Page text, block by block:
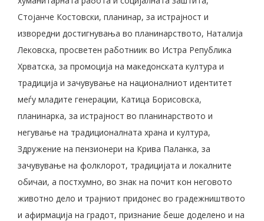
Стојанче Костовски, планинар, за истрајност и
изворедни достигнувања во планинарството, Наталија
Лековска, просветен работниик во Истра Република
Хрватска, за промоција на македонската култура и
традиција и зачувување на националниот идентитет
меѓу младите генерации, Катица Борисовска,
планинарка, за истрајност во планинарството и
негување на традиционалната храна и култура,
Здружение на пензионери на Крива Паланка, за
зачувување на фолклорот, традицијата и локалните
обичаи, а постхумно, во знак на почит кон неговото
животно дело и трајниот придонес во градежништвото
и афирмација на градот, признание беше доделено и на